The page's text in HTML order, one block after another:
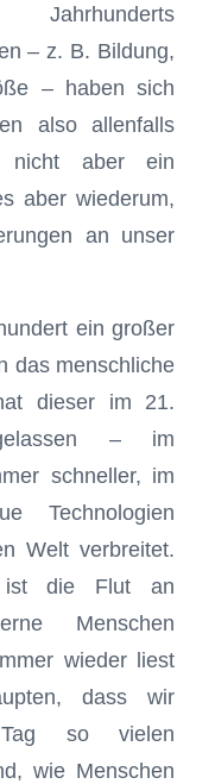
– z. B. Bildung,
– haben sich
also allenfalls
nicht aber ein
aber wiederum,
an unser
ein großer
das menschliche
dieser im 21.
– im
schneller, im
Technologien
Welt verbreitet.
ist die Flut an
Menschen
wieder liest
dass wir
so vielen
wie Menschen